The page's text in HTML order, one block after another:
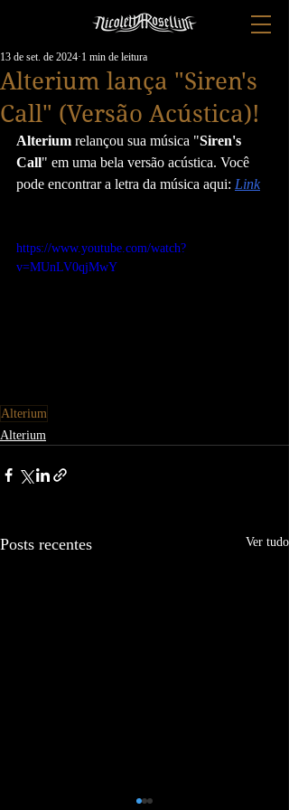
Alterium lança "Siren's
Call" (Versão Acústica)!
13 de set. de 2024 1 min de leitura
Alterium relançou sua música "Siren's
Call" em uma bela versão acústica. Você
pode encontrar a letra da música aqui: Link
https://www.youtube.com/watch?
v=MUnLV0qjMwY
Alterium
Alterium
Posts recentes Ver tudo